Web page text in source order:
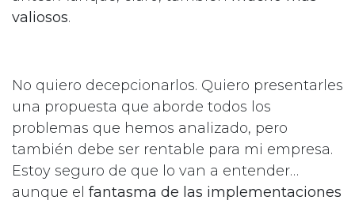
valiosos.
No quiero decepcionarlos. Quiero presentarles
una propuesta que aborde todos los
problemas que hemos analizado, pero
también debe ser rentable para mi empresa.
Estoy seguro de que lo van a entender…
aunque el fantasma de las implementaciones